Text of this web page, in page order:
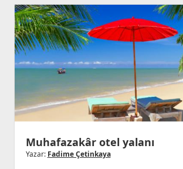
Barzani
Muhafazakâr otel yalanı
Yazar: Fadime Çetinkaya